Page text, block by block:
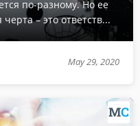
по-разному. Но ее
– это ответств...
May 29, 2020